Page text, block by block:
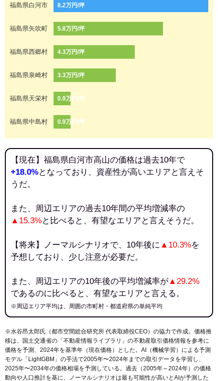
福島県白河市 8.2万円/坪
福島県矢吹町 5.8万円/坪
福島県西郷村 4.3万円/坪
福島県泉崎村 3.3万円/坪
福島県天栄村 0.9万円/坪
福島県中島村 0.9万円/坪
【現在】福島県白河市高山の価格は過去10年で
+18.0%となっており、資産性が高いエリアと言えそ
うだ。
また、周辺エリアの過去10年間の平均増減率の
▲15.3%と比べると、有望なエリアと言えそうだ。
【将来】ノーマルシナリオで、10年後に ▲10.3%を
予想しており、少し注意が必要だ。
また、周辺エリアの10年後の平均増減率が▲29.2%
であるのに比べると、有望なエリアと言える。
※周辺エリア平均は、周囲の市町村・都道府県の単純平均
※水谷昂太郎氏（都市空間総合研究所 代表取締役CEO）の協力で作成。価格推
移は、国土交通省の「 不動産情報ライブラリ 」の不動産取引価格情報を参考に
価格を予測、2024年を基準年（現在価格）とした。AI（機械学習）による予測
モデル「LightGBM」の手法で2005年〜2024年までの取引データを学習し、
2025年〜2034年の価格相場を予測している。過去（2005年～2024年）の価格
動向や人口推計を基に、ノーマルシナリオは最も可能性が高いとAIが予測した